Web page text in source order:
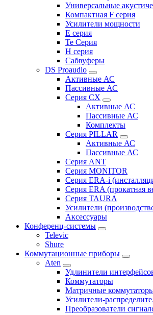
Универсальные
Компактная F серия
Усилители мощности
E серия
Te Серия
H серия
Сабвуферы
DS Proaudio
Активные АС
Пассивные АС
Серия CX
Активные АС
Пассивные АС
Комплекты
Серия PILLAR
Активные АС
Пассивные АС
Серия ANT
Серия MONITOR
Серия ERA-i
Серия ERA (прокатная
Серия TAURA
Усилители
Аксессуары
Конференц-системы
Televic
Shure
Коммутационные приборы
Aten
Удлинители
Коммутаторы
Матричные
Усилители-
Преобразователи